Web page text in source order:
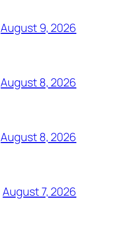
August 9, 2026
August 8, 2026
August 8, 2026
August 7, 2026